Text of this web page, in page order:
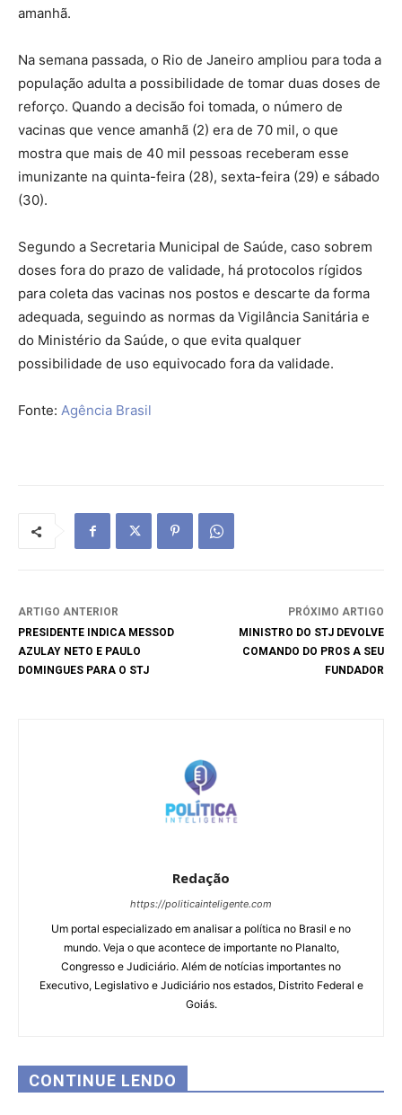
amanhã.
Na semana passada, o Rio de Janeiro ampliou para toda a
população adulta a possibilidade de tomar duas doses de
reforço. Quando a decisão foi tomada, o número de
vacinas que vence amanhã (2) era de 70 mil, o que
mostra que mais de 40 mil pessoas receberam esse
imunizante na quinta-feira (28), sexta-feira (29) e sábado
(30).
Segundo a Secretaria Municipal de Saúde, caso sobrem
doses fora do prazo de validade, há protocolos rígidos
para coleta das vacinas nos postos e descarte da forma
adequada, seguindo as normas da Vigilância Sanitária e
do Ministério da Saúde, o que evita qualquer
possibilidade de uso equivocado fora da validade.
Fonte: Agência Brasil
ARTIGO ANTERIOR
PRESIDENTE INDICA MESSOD
AZULAY NETO E PAULO
DOMINGUES PARA O STJ
PRÓXIMO ARTIGO
MINISTRO DO STJ DEVOLVE
COMANDO DO PROS A SEU
FUNDADOR
Redação
https://politicainteligente.com
Um portal especializado em analisar a política no Brasil e no
mundo. Veja o que acontece de importante no Planalto,
Congresso e Judiciário. Além de notícias importantes no
Executivo, Legislativo e Judiciário nos estados, Distrito Federal e
Goiás.
CONTINUE LENDO